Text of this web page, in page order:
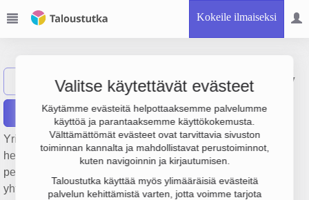
Kokeile ilmaiseksi
Valitse käytettävät evästeet
Käytämme evästeitä helpottaaksemme palvelumme
käyttöä ja parantaaksemme käyttökokemusta.
Välttämättömät evästeet ovat tarvittavia sivuston
toiminnan kannalta ja mahdollistavat perustoiminnot,
kuten navigoinnin ja kirjautumisen.
Taloustutka käyttää myös ylimääräisiä evästeitä
palvelun kehittämistä varten, jotta voimme tarjota
Näytä haku Kampin Sirkus Oy
Raportit
Yrityksen Kampin Sirkus Oy liiketulos on 119 000 € ja
henkilöstömäärä 1. Sen päätoimiala on Ruokaravintolat,
perustamisvuosi 2009 ja sijainti Tampere. Yrityksen
yhtiömuoto Osakeyhtiö (OY).